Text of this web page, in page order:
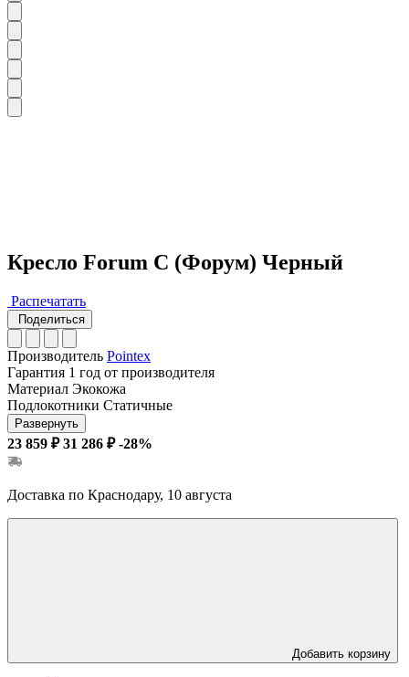
Кресло Forum C (Форум) Черный
Распечатать
Поделиться
Производитель Pointex
Гарантия 1 год от производителя
Материал Экокожа
Подлокотники Статичные
Развернуть
23 859 ₽ 31 286 ₽ -28%
Доставка по Краснодару, 10 августа
Добавить корзину